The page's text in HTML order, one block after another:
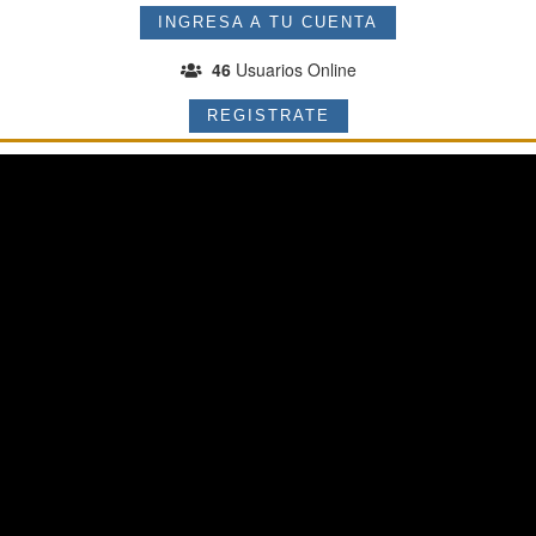
INGRESA A TU CUENTA
46Usuarios Online
REGISTRATE